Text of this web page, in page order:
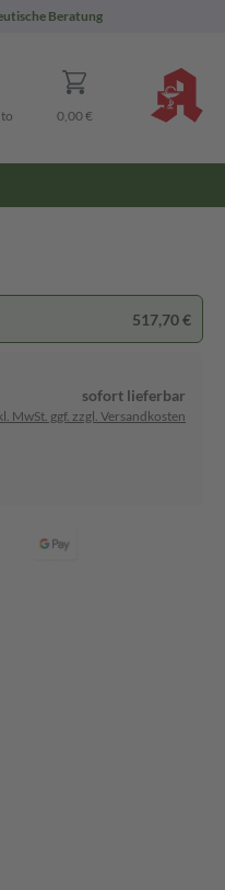
Beratung
0,00 €
517,70 €
sofort lieferbar
MwSt. ggf. zzgl. Versandkosten